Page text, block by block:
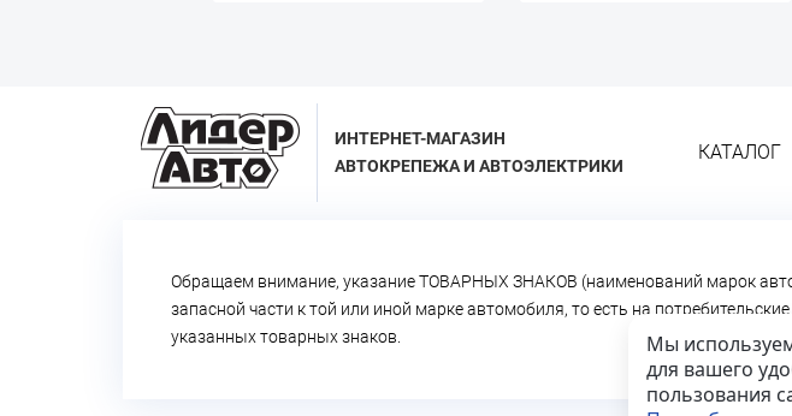
ИНТЕРНЕТ-МАГАЗИН
АВТОКРЕПЕЖА И АВТОЭЛЕКТРИКИ
КАТАЛОГ
Обращаем внимание, указание ТОВАРНЫХ ЗНАКОВ (наименований марок
запасной части к той или иной марке автомобиля, то есть на
указанных товарных знаков.
Мы
для вашего
пользования